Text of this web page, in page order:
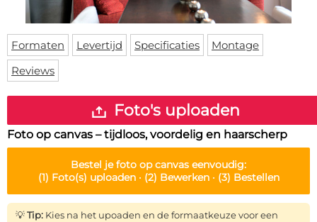
Vloermat
Skateboard deck
Over ons
Levertijden
Inloggen
WhatsApp
Formaten Levertijd Specificaties
Montage
Reviews
Foto's uploaden
Foto op canvas – tijdloos, voordelig en haarscherp
Bestel jefoto op canvas eenvoudig:
(1) Foto(s) uploaden · (2) Bewerken · (3) Bestellen
💡Tip: Kies na het upoaden en de formaatkeuze voor een